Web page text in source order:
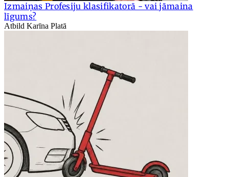
Izmaiņas Profesiju klasifikatorā - vai jāmaina
līgums?
Atbild Karīna Platā